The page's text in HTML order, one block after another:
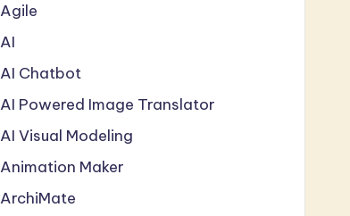
Agile
AI
AI Chatbot
AI Powered Image Translator
AI Visual Modeling
Animation Maker
ArchiMate